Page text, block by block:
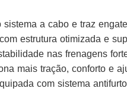
a cabo e traz
estrutura otimizada e
nas frenagens
mais tração, conforto e
com sistema